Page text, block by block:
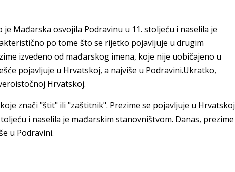
Mađarska osvojila Podravinu u 11. stoljeću i naselila je
po tome što se rijetko pojavljuje u drugim
izvedeno od mađarskog imena, koje nije uobičajeno u
pojavljuje u Hrvatskoj, a najviše u Podravini.Ukratko,
Hrvatskoj.
znači "štit" ili "zaštitnik". Prezime se pojavljuje u Hrvatskoj
i naselila je mađarskim stanovništvom. Danas, prezime
u Podravini.